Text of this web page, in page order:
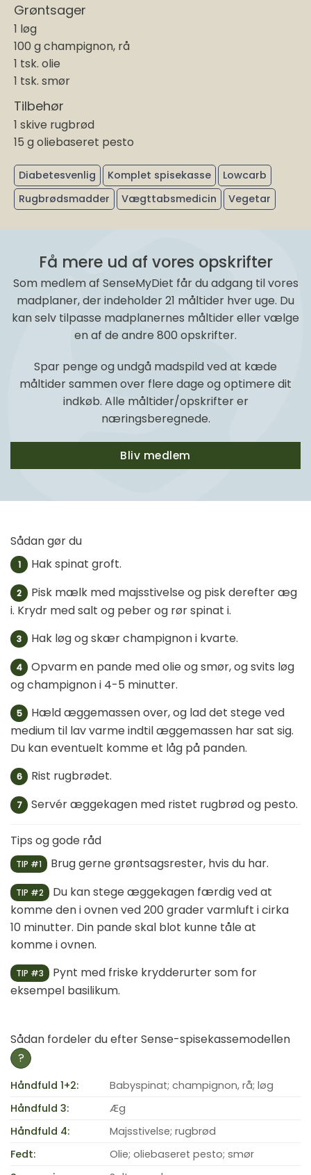
Grøntsager
1 løg
100 g champignon, rå
1 tsk. olie
1 tsk. smør
Tilbehør
1 skive rugbrød
15 g oliebaseret pesto
Diabetesvenlig Komplet spisekasse
Lowcarb
Rugbrødsmadder
Vægttabsmedicin Vegetar
Få mere ud af vores opskrifter
Som medlem af SenseMyDiet får du adgang til vores
madplaner, der indeholder 21 måltider hver uge. Du
kan selv tilpasse madplanernes måltider eller vælge
en af de andre 800 opskrifter.
Spar penge og undgå madspild ved at kæde
måltider sammen over flere dage og optimere dit
indkøb. Alle måltider/opskrifter er
næringsberegnede.
Bliv medlem
Sådan gør du
1 Hak spinat groft.
2
Pisk mælk med majsstivelse og pisk derefter æg
i. Krydr med salt og peber og rør spinat i.
3 Hak løg og skær champignon i kvarte.
4
Opvarm en pande med olie og smør, og svits løg
og champignon i 4-5 minutter.
5
Hæld æggemassen over, og lad det stege ved
medium til lav varme indtil æggemassen har sat sig.
Du kan eventuelt komme et låg på panden.
6 Rist rugbrødet.
7 Servér æggekagen med ristet rugbrød og pesto.
Tips og gode råd
TIP #1 Brug gerne grøntsagsrester, hvis du har.
TIP #2
Du kan stege æggekagen færdig ved at
komme den i ovnen ved 200 grader varmluft i cirka
10 minutter. Din pande skal blot kunne tåle at
komme i ovnen.
TIP #3
Pynt med friske krydderurter som for
eksempel basilikum.
Sådan fordeler du efter Sense-spisekassemodellen
?
Håndfuld 1+2:
Babyspinat; champignon, rå; løg
Håndfuld 3:
Æg
Håndfuld 4:
Majsstivelse; rugbrød
Fedt:
Olie; oliebaseret pesto; smør